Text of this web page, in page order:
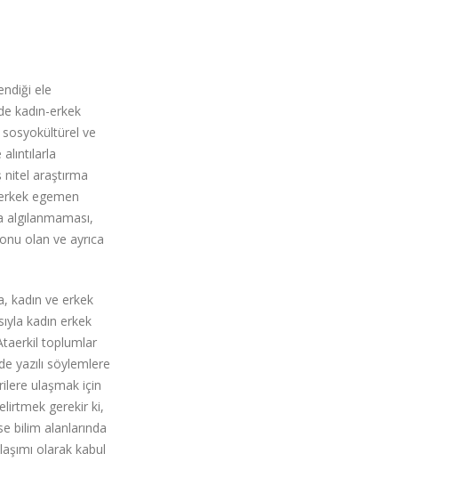
ele
kadın-erkek
sosyokültürel ve
nitel araştırma
egemen
olan ve ayrıca
kadın ve erkek
kadın erkek
toplumlar
yazılı söylemlere
ulaşmak için
gerekir ki,
bilim alanlarında
olarak kabul